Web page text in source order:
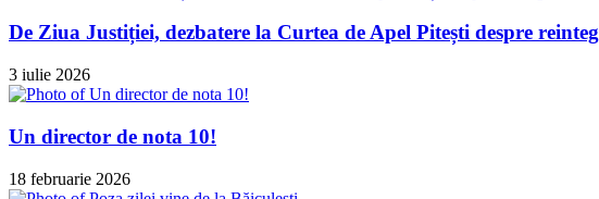
De Ziua Justiției, dezbatere la Curtea de Apel Pitești despre
3 iulie 2026
Un director de nota 10!
18 februarie 2026